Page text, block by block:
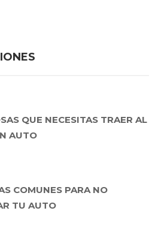
QUE NECESITAS TRAER AL
AUTO
COMUNES PARA NO
TU AUTO